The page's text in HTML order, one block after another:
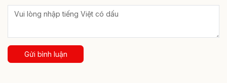
Gửi bình luận